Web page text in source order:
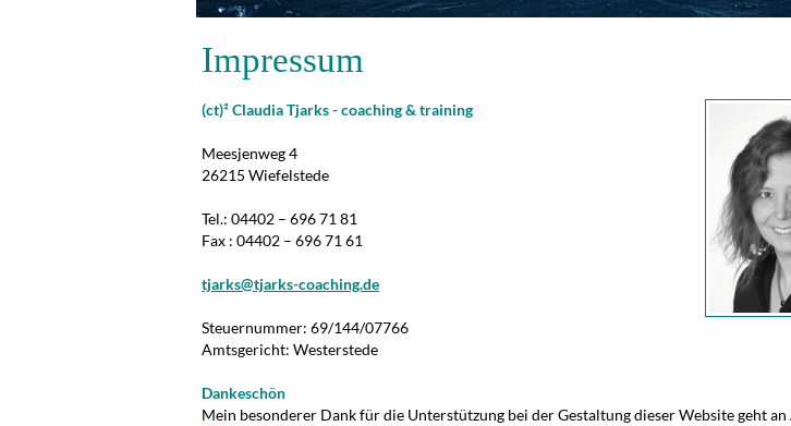
Impressum
(ct)² Claudia Tjarks - coaching & training
Meesjenweg 4
26215 Wiefelstede
Tel.: 04402 – 696 71 81
Fax : 04402 – 696 71 61
tjarks@tjarks-coaching.de
Steuernummer: 69/144/07766
Amtsgericht: Westerstede
Dankeschön
Mein besonderer Dank für die Unterstützung bei der Gestaltung dieser Website geht an